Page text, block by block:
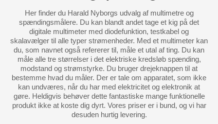
Her finder du Harald Nyborgs udvalg af multimetre og
spændingsmålere. Du kan blandt andet tage et kig på det
digitale multimeter med diodefunktion, testkabel og
skalavælger til alle typer strømenheder. Med et multimeter kan
du, som navnet også refererer til, måle et utal af ting. Du kan
måle alle tre størrelser i det elektriske kredsløb spænding,
modstand og strømstyrke. Du bruger drejeknappen til at
bestemme hvad du måler. Der er tale om apparatet, som ikke
kan undværes, når du har med elektricitet og elektronik at
gøre. Heldigvis behøver dette fantastiske mange funktionelle
produkt ikke at koste dig dyrt. Vores priser er i bund, og vi har
desuden hurtig levering.